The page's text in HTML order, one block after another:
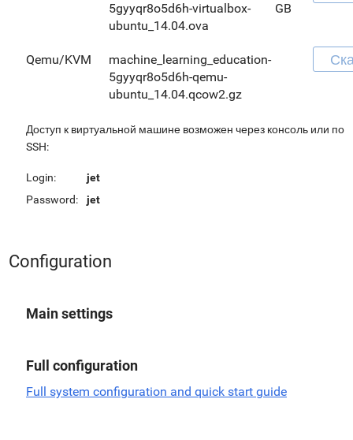
5gyyqr8o5d6h-virtualbox-
ubuntu_14.04.ova
GB
Qemu/KVM
machine_learning_education-
5gyyqr8o5d6h-qemu-
ubuntu_14.04.qcow2.gz
Доступ к виртуальной машине возможен через консоль или по
SSH:
Login:
jet
Password:
jet
Configuration
Main settings
Full configuration
Full system configuration and quick start guide